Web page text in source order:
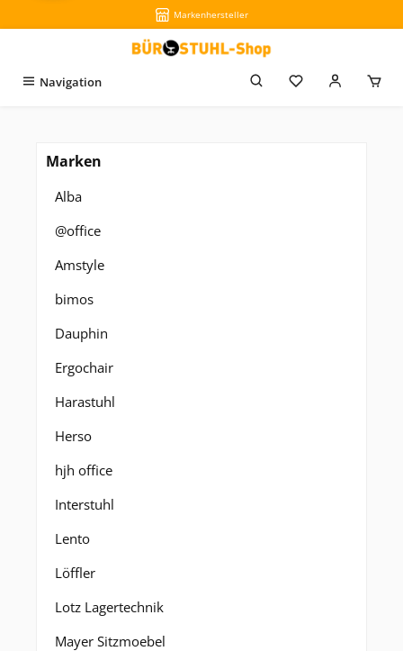
Zum Hauptinhalt springen Markenhersteller
Navigation Du hast 0
Marken
Alba
@office
Amstyle
bimos
Dauphin
Ergochair
Harastuhl
Herso
hjh office
Interstuhl
Lento
Löffler
Lotz Lagertechnik
Mayer Sitzmoebel